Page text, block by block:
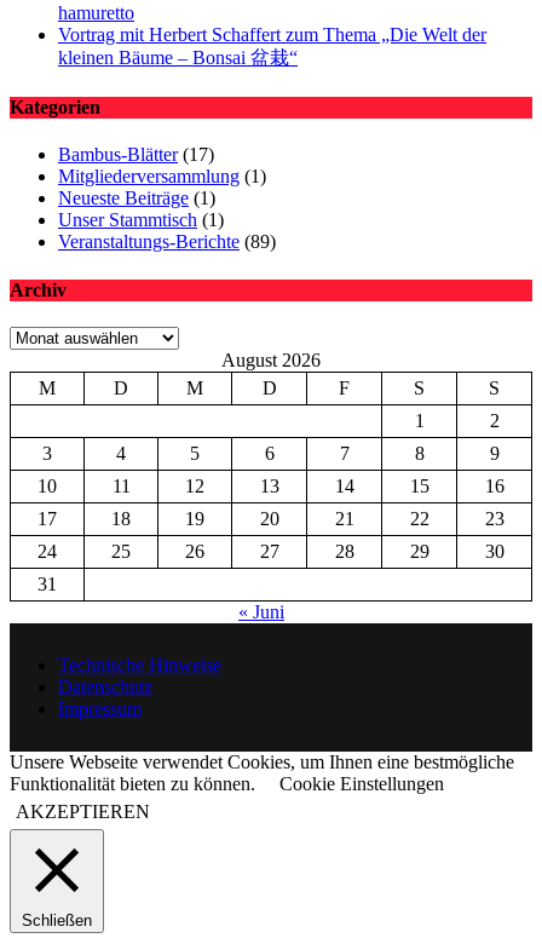
hamuretto
Vortrag mit Herbert Schaffert zum Thema „Die Welt der
kleinen Bäume – Bonsai 盆栽“
Kategorien
Bambus-Blätter(17)
Mitgliederversammlung (1)
Neueste Beiträge (1)
Unser Stammtisch (1)
Veranstaltungs-Berichte (89)
Archiv
Archiv
August 2026
M
D M D F S
S
1
2
3
4 5 6 7 8
9
10
11 12 13 14 15
16
17
18 19 20 21 22
23
24
25 26 27 28 29
30
31
« Juni
Technische Hinweise
Datenschutz
Impressum
Unsere Webseite verwendet Cookies, um Ihnen eine bestmögliche
Funktionalität bieten zu können.
Cookie Einstellungen
AKZEPTIEREN
Schließen